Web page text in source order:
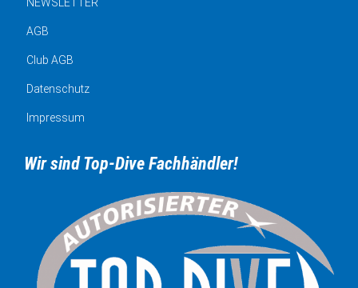
AGB
Club AGB
Datenschutz
Impressum
Wir sind Top-Dive Fachhändler!